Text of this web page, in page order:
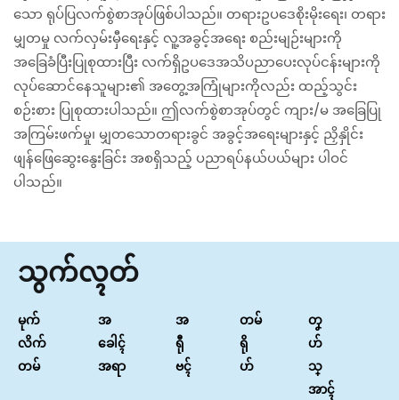
သော ရုပ်ပြလက်စွဲစာအုပ်ဖြစ်ပါသည်။ တရားဥပဒေစိုးမိုးရေး၊ တရား
မျှတမှု လက်လှမ်းမှီရေးနှင့် လူ့အခွင့်အရေး စည်းမျဉ်းများကို
အခြေခံပြီးပြုစုထားပြီး လက်ရှိဥပဒေအသိပညာပေးလုပ်ငန်းများကို
လုပ်ဆောင်နေသူများ၏ အတွေ့အကြုံများကိုလည်း ထည့်သွင်း
စဉ်းစား ပြုစုထားပါသည်။ ဤလက်စွဲစာအုပ်တွင် ကျား/မ အခြေပြု
အကြမ်းဖက်မှု၊ မျှတ‌သောတရားခွင် အခွင့်အ‌ရေးများနှင့် ‌ညှိနှိုင်း
ဖျန်ဖြေဆွေးနွေးခြင်း အစရှိသည့် ပညာရပ်နယ်ပယ်များ ပါဝင်
ပါသည်။
သွက်လ္ၚတ်
မုက်
လိက်
တမ်
အ
ခေါၚ်
အရာ
အ
ရီု
ဗၚ်
တမ်
ရို
ဟ်
တၞ
ဟ်
သ္
အာၚ်